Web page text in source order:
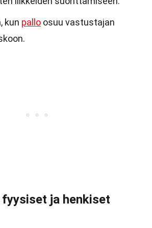
kun pallo osuu vastustajan
ja henkiset